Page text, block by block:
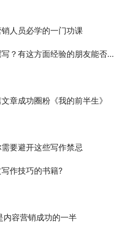
人员必学的一门功课
这方面经验的朋友能否分享一下？
章成功圈粉《我的前半生》
要避开这些写作禁忌
作技巧的书籍?
容营销成功的一半